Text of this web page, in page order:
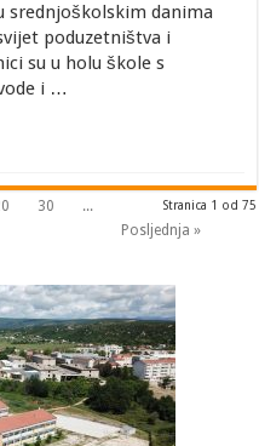
srednjoškolskim danima
poduzetništva i
su u holu škole s
i …
Stranica 1 od 75
30
...
Posljednja »